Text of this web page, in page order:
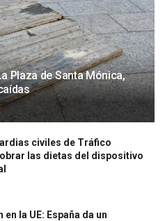
Plaza de Santa Mónica,
civiles de Tráfico
las dietas del dispositivo
la UE: España da un